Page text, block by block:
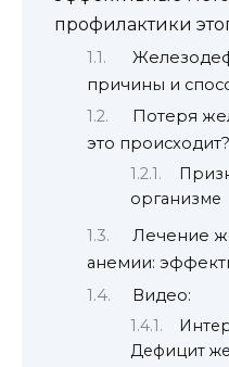
профилактики
причины и
Потеря
это происходит?
организме
Лечение
анемии:
Видео:
Дефицит